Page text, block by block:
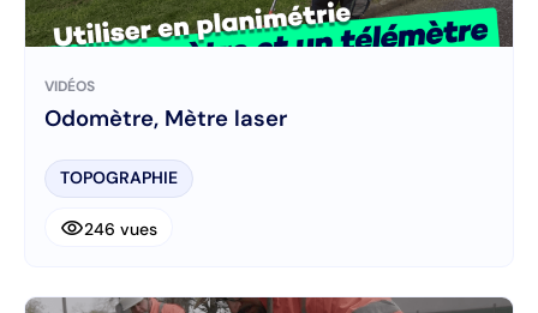
VIDÉOS
Odomètre, Mètre laser
TOPOGRAPHIE
visibility246 vues